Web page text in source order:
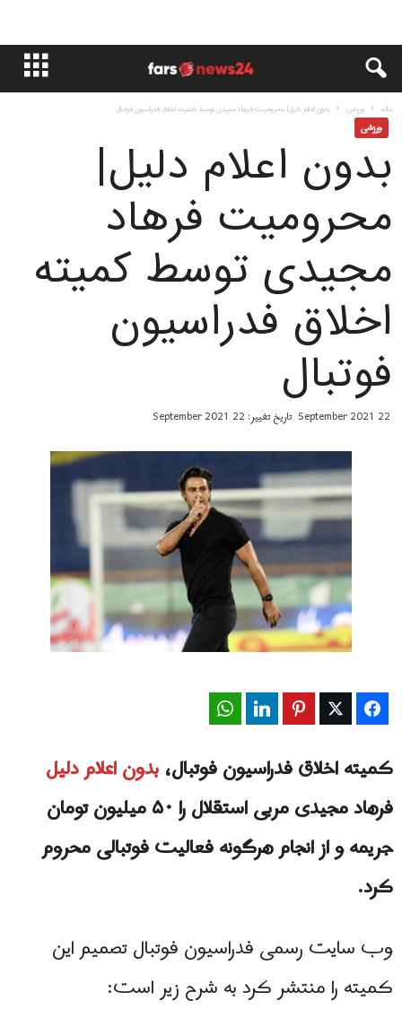
خانه ورزشی بدون اعلام دلیل| محرومیت فرهاد مجیدی توسط کمیته اخلاق فدراسیون فوتبال
ورزشی
بدون اعلام دلیل|
محرومیت فرهاد
مجیدی توسط کمیته
اخلاق فدراسیون
فوتبال
22 September 2021 تاریخ تغییر: 22 September 2021
Facebook
Twitter
Pinterest
LinkedIn
کمیته اخلاق فدراسیون فوتبال،بدون اعلام دلیل
فرهاد مجیدی مربی استقلال را ۵۰ میلیون تومان
جریمه و از انجام هرگونه فعالیت فوتبالی محروم
کرد.
وب سایت رسمی فدراسیون فوتبال تصمیم این
کمیته را منتشر کرد به شرح زیر است: